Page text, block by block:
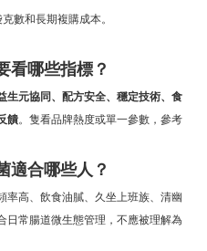
數和長期複購成本。
看哪些指標？
生元協同、配方安全、穩定技術、食
饋。隻看品牌熱度或單一參數，參考
適合哪些人？
率高、飲食油膩、久坐上班族、清幽
日常腸道微生態管理，不應被理解為